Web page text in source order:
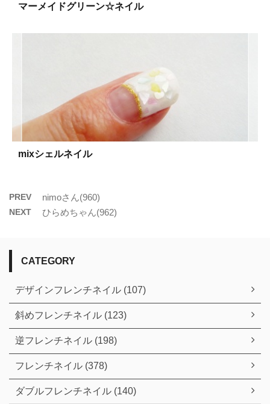
マーメイドグリーン☆ネイル
mixシェルネイル
PREV nimoさん(960)
NEXT ひらめちゃん(962)
CATEGORY
デザインフレンチネイル (107)
斜めフレンチネイル (123)
逆フレンチネイル (198)
フレンチネイル (378)
ダブルフレンチネイル (140)